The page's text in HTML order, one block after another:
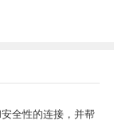
全性的连接，并帮